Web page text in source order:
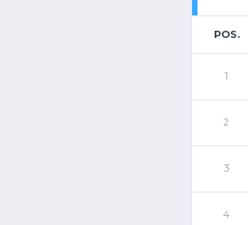
POS.
1
2
3
4